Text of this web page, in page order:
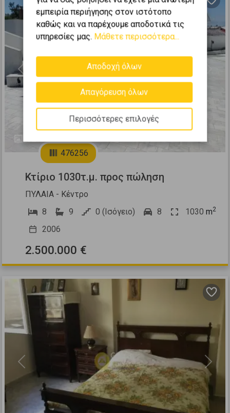
Previous
476256
Κτίριο 1030τ.μ. προς πώληση
ΠΥΛΑΙΑ - Κέντρο
8
9 0 (Ισόγειο) 8 1030 m2
2006
2.500.000 €
Previous Next
εμπειρία περιήγησης στον ιστότοπο
καθώς και να παρέχουμε αποδοτικά τις
υπηρεσίες μας. Μάθετε περισσότερα...
Αποδοχή όλων
Απαγόρευση όλων
Περισσότερες επιλογές